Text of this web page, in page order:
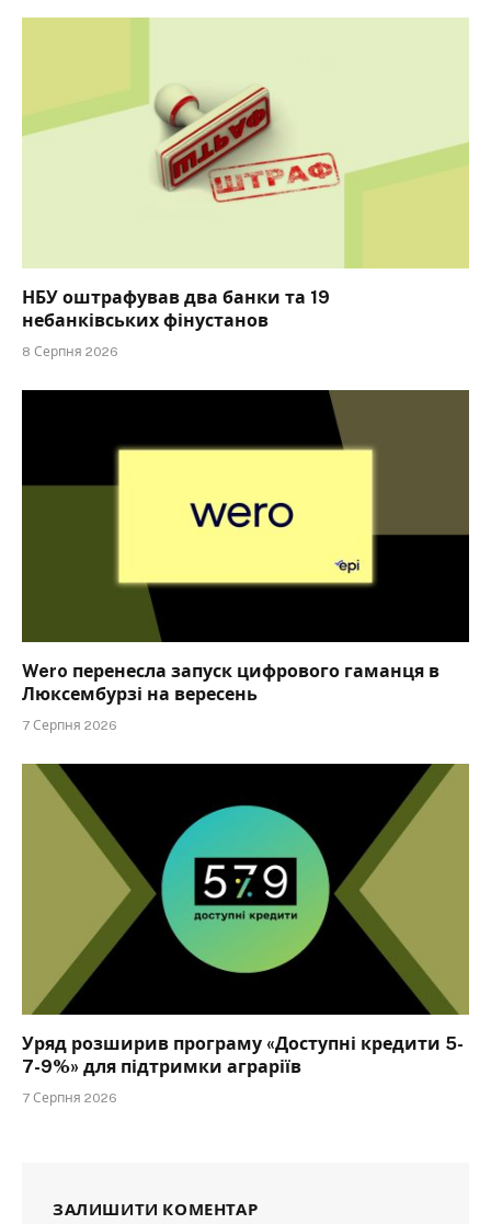
НБУ оштрафував два банки та 19
небанківських фінустанов
8 Серпня 2026
Wero перенесла запуск цифрового гаманця в
Люксембурзі на вересень
7 Серпня 2026
Уряд розширив програму «Доступні кредити 5-
7-9%» для підтримки аграріїв
7 Серпня 2026
ЗАЛИШИТИ КОМЕНТАР